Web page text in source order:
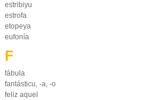
estribiyu
estrofa
etopeya
eufonía
F
fábula
fantásticu, -a, -o
feliz aquel